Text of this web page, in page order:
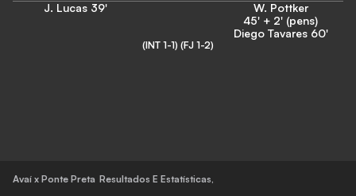
J. Lucas 39'
W. Pottker
45' + 2' (pens)
Diego Tavares 60'
(INT 1-1) (FJ 1-2)
Avaí x Ponte Preta Resultados E Estatísticas,